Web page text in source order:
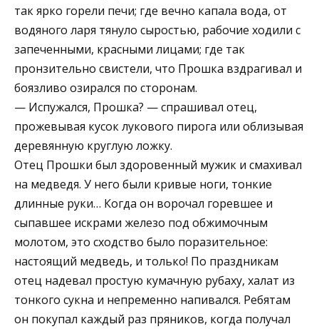
так ярко горели печи; где вечно капала вода, от
водяного ларя тянуло сыростью, рабочие ходили с
запеченными, красными лицами; где так
пронзительно свистели, что Прошка вздрагивал и
боязливо озирался по сторонам.
— Испужался, Прошка? — спрашивал отец,
прожевывая кусок лукового пирога или облизывая
деревянную круглую ложку.
Отец Прошки был здоровенный мужик и смахивал
на медведя. У него были кривые ноги, тонкие
длинные руки… Когда он ворочал горевшее и
сыпавшее искрами железо под обжимочным
молотом, это сходство было поразительное:
настоящий медведь, и только! По праздникам
отец надевал простую кумачную рубаху, халат из
тонкого сукна и непременно напивался. Ребятам
он покупал каждый раз пряников, когда получал